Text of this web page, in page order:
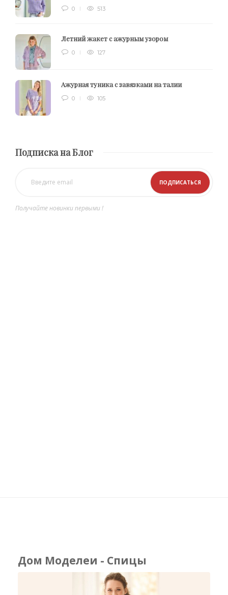
0 513
Летний жакет с ажурным узором
0 127
Ажурная туника с завязками на талии
0 105
Подписка на Блог
Получайте новинки первыми !
Дом Моделеи - Спицы